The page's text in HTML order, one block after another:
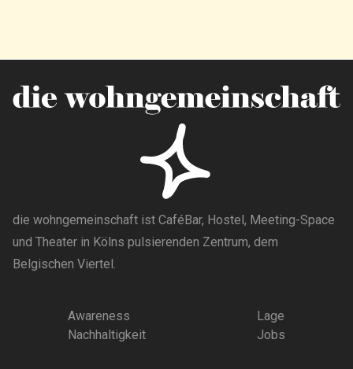
die wohngemeinschaft ist CaféBar, Hostel, Meeting-Space
und Theater in Kölns pulsierenden Zentrum, dem
Belgischen Viertel.
Awareness
Nachhaltigkeit
Lage
Jobs